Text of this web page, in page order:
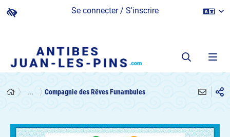
Se connecter / S'inscrire
... Compagnie des Rêves Funambules